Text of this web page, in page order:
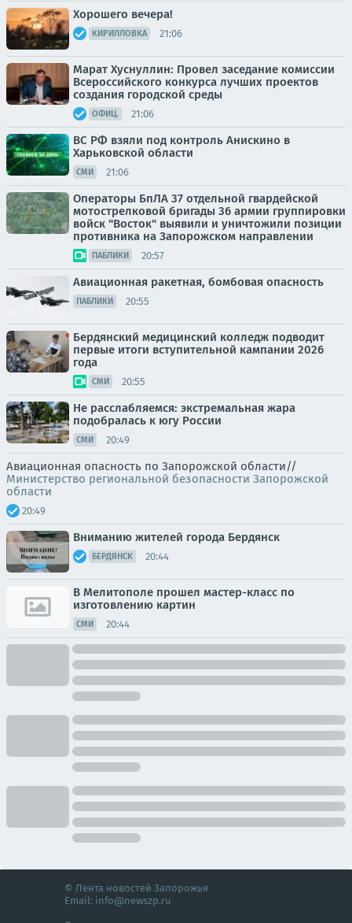
Хорошего вечера!
КИРИЛЛОВКА 21:06
Марат Хуснуллин: Провел заседание комиссии
Всероссийского конкурса лучших проектов
создания городской среды
ОФИЦ. 21:06
ВС РФ взяли под контроль Анискино в
Харьковской области
СМИ 21:06
Операторы БпЛА 37 отдельной гвардейской
мотострелковой бригады 36 армии группировки
войск "Восток" выявили и уничтожили позиции
противника на Запорожском направлении
ПАБЛИКИ 20:57
Авиационная ракетная, бомбовая опасность
ПАБЛИКИ 20:55
Бердянский медицинский колледж подводит
первые итоги вступительной кампании 2026
года
СМИ 20:55
Не расслабляемся: экстремальная жара
подобралась к югу России
СМИ 20:49
Авиационная опасность по Запорожской области//
Министерство региональной безопасности Запорожской
области
20:49
Вниманию жителей города Бердянск
БЕРДЯНСК 20:44
В Мелитополе прошел мастер-класс по
изготовлению картин
СМИ 20:44
© Лента новостей Запорожья
Email: info@newszp.ru